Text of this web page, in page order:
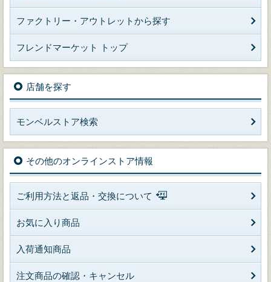
ファクトリー・アウトレットから探す
フレンドマーケット トップ
店舗を探す
モンベルストア検索
その他のオンラインストア情報
ご利用方法と返品・交換について
お気に入り商品
入荷通知商品
注文商品の確認・キャンセル